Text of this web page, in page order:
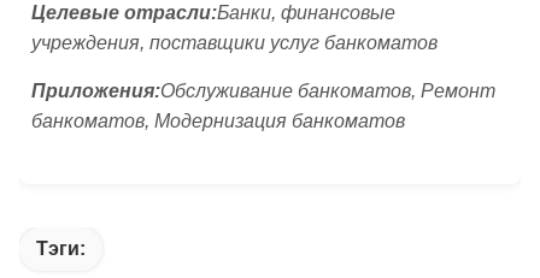
Целевые отрасли:Банки, финансовые
учреждения, поставщики услуг банкоматов
Приложения:Обслуживание банкоматов, Ремонт
банкоматов, Модернизация банкоматов
Тэги: